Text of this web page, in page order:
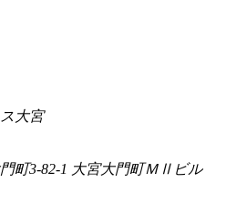
大宮
町3-82-1 大宮大門町ＭⅡビル